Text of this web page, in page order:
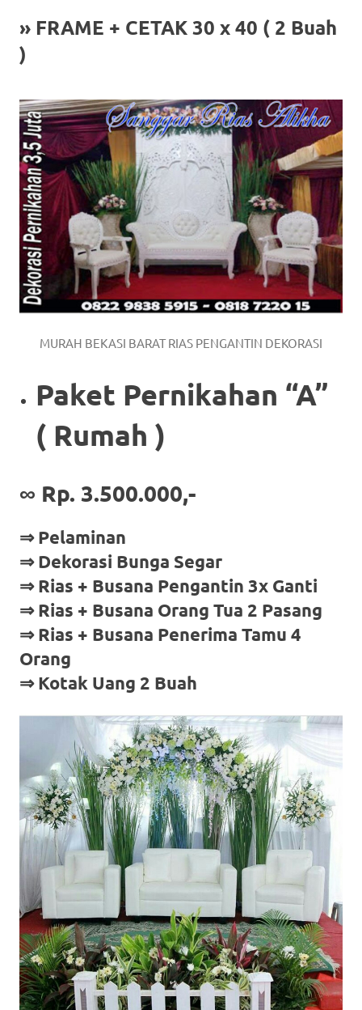
» FRAME + CETAK 30 x 40 ( 2 Buah
)
MURAH BEKASI BARAT RIAS PENGANTIN DEKORASI
Paket Pernikahan “A”
( Rumah )
∞ Rp. 3.500.000,-
⇒ Pelaminan
⇒ Dekorasi Bunga Segar
⇒ Rias + Busana Pengantin 3x Ganti
⇒ Rias + Busana Orang Tua 2 Pasang
⇒ Rias + Busana Penerima Tamu 4
Orang
⇒ Kotak Uang 2 Buah